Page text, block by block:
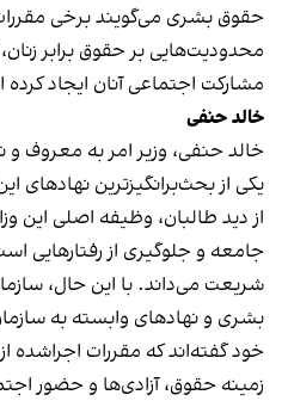
حقوق بشری می‌گویند برخی
محدودیت‌هایی بر حقوق برابر
مشارکت اجتماعی آنان ایجاد
خالد حنفی
خالد حنفی، وزیر امر به معروف و
یکی از بحث‌برانگیزترین نهادهای
از دید طالبان، وظیفه اصلی این
جامعه و جلوگیری از رفتارهایی
شریعت می‌داند. با این حال،
بشری و نهادهای وابسته به
خود گفته‌اند که مقررات اجراشده
زمینه حقوق، آزادی‌ها و حضور